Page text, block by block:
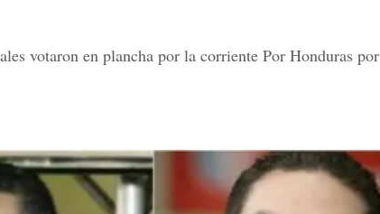
votaron en plancha por la corriente Por Honduras por